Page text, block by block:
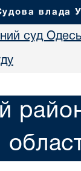
влада
суд